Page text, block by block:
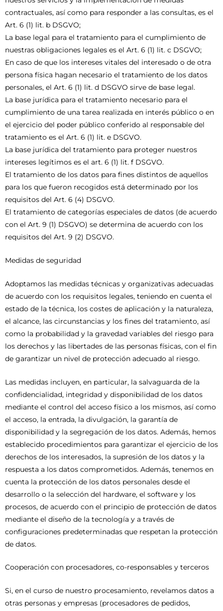
contractuales, así como para responder a las consultas, es el
Art. 6 (1) lit. b DSGVO;
La base legal para el tratamiento para el cumplimiento de
nuestras obligaciones legales es el Art. 6 (1) lit. c DSGVO;
En caso de que los intereses vitales del interesado o de otra
persona física hagan necesario el tratamiento de los datos
personales, el Art. 6 (1) lit. d DSGVO sirve de base legal.
La base jurídica para el tratamiento necesario para el
cumplimiento de una tarea realizada en interés público o en
el ejercicio del poder público conferido al responsable del
tratamiento es el Art. 6 (1) lit. e DSGVO.
La base jurídica del tratamiento para proteger nuestros
intereses legítimos es el art. 6 (1) lit. f DSGVO.
El tratamiento de los datos para fines distintos de aquellos
para los que fueron recogidos está determinado por los
requisitos del Art. 6 (4) DSGVO.
El tratamiento de categorías especiales de datos (de acuerdo
con el Art. 9 (1) DSGVO) se determina de acuerdo con los
requisitos del Art. 9 (2) DSGVO.
Medidas de seguridad
Adoptamos las medidas técnicas y organizativas adecuadas
de acuerdo con los requisitos legales, teniendo en cuenta el
estado de la técnica, los costes de aplicación y la naturaleza,
el alcance, las circunstancias y los fines del tratamiento, así
como la probabilidad y la gravedad variables del riesgo para
los derechos y las libertades de las personas físicas, con el fin
de garantizar un nivel de protección adecuado al riesgo.
Las medidas incluyen, en particular, la salvaguarda de la
confidencialidad, integridad y disponibilidad de los datos
mediante el control del acceso físico a los mismos, así como
el acceso, la entrada, la divulgación, la garantía de
disponibilidad y la segregación de los datos. Además, hemos
establecido procedimientos para garantizar el ejercicio de los
derechos de los interesados, la supresión de los datos y la
respuesta a los datos comprometidos. Además, tenemos en
cuenta la protección de los datos personales desde el
desarrollo o la selección del hardware, el software y los
procesos, de acuerdo con el principio de protección de datos
mediante el diseño de la tecnología y a través de
configuraciones predeterminadas que respetan la protección
de datos.
Cooperación con procesadores, co-responsables y terceros
Si, en el curso de nuestro procesamiento, revelamos datos a
otras personas y empresas (procesadores de pedidos,